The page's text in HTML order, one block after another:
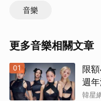
音樂
更多音樂相關文章
01
限
週
定完
韓星